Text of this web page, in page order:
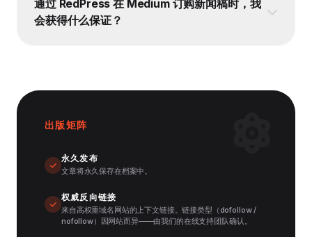
通过 RedPress 在 Medium 订购新闻稿时，我
会获得什么保证？
出版矩阵
永久发布
文章将永久保存在档案中。
权威反向链接
来自高权重域名网站的上下文链接。链接类型（dofollow /
nofollow）因网站而异——由我们的在线支持团队确认。